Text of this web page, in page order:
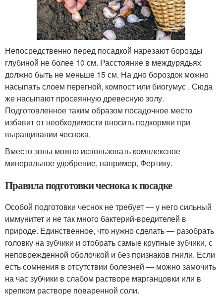
Непосредственно перед посадкой нарезают борозды
глубиной не более 10 см. Расстояние в междурядьях
должно быть не меньше 15 см. На дно бороздок можно
насыпать слоем перегной, компост или биогумус . Сюда
же насыпают просеянную древесную золу.
Подготовленное таким образом посадочное место
избавит от необходимости вносить подкормки при
выращивании чеснока.
Вместо золы можно использовать комплексное
минеральное удобрение, например, Фертику.
Правила подготовки чеснока к посадке
Особой подготовки чеснок не требует — у него сильный
иммунитет и не так много бактерий-вредителей в
природе. Единственное, что нужно сделать — разобрать
головку на зубчики и отобрать самые крупные зубчики, с
неповрежденной оболочкой и без признаков гнили. Если
есть сомнения в отсутствии болезней — можно замочить
на час зубчики в слабом растворе марганцовки или в
крепком растворе поваренной соли.